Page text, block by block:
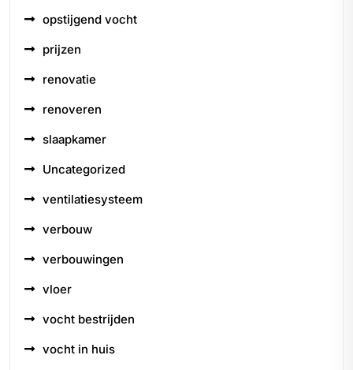
opstijgend vocht
prijzen
renovatie
renoveren
slaapkamer
Uncategorized
ventilatiesysteem
verbouw
verbouwingen
vloer
vocht bestrijden
vocht in huis